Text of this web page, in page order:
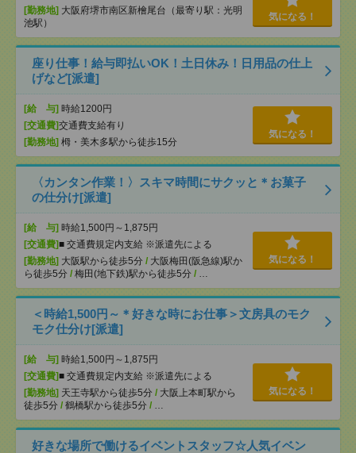
[勤務地] 大阪府堺市南区新檜尾台（最寄り駅：光明
池駅）
気になる！
座り仕事！給与即払いOK！土日休み！日用品の仕上
げなど[派遣]
[給 与] 時給1200円
[交通費]交通費支給有り
[勤務地] 栂・美木多駅から徒歩15分
気になる！
〈カンタン作業！〉スキマ時間にサクッと＊お菓子
の仕分け[派遣]
[給 与] 時給1,500円～1,875円
[交通費]■ 交通費規定内支給 ※派遣先による
[勤務地] 大阪駅から徒歩5分 / 大阪梅田(阪急線)駅か
ら徒歩5分 / 梅田(地下鉄)駅から徒歩5分 / …
気になる！
＜時給1,500円～＊好きな時にお仕事＞文房具のモク
モク仕分け[派遣]
[給 与] 時給1,500円～1,875円
[交通費]■ 交通費規定内支給 ※派遣先による
[勤務地] 天王寺駅から徒歩5分 / 大阪上本町駅から
徒歩5分 / 鶴橋駅から徒歩5分 / …
気になる！
好きな場所で働けるイベントスタッフ☆人気イベン